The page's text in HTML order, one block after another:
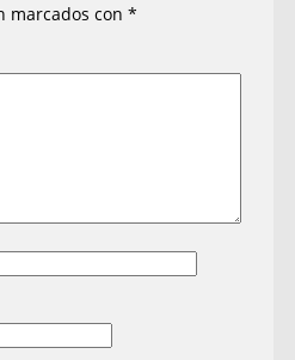
marcados con*